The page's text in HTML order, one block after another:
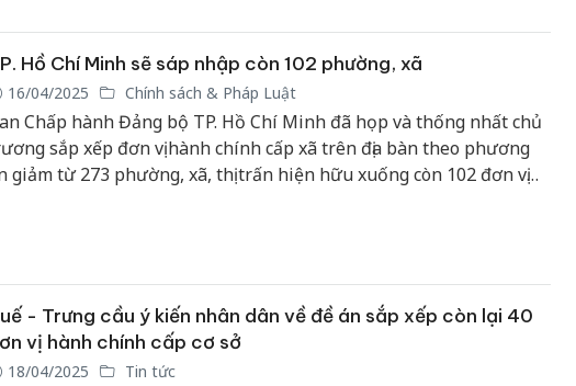
Hồ Chí Minh sẽ sáp nhập còn 102 phường, xã
16/04/2025 Chính sách & Pháp Luật
Chấp hành Đảng bộ TP. Hồ Chí Minh đã họp và thống nhất chủ
sắp xếp đơn vị hành chính cấp xã trên địa bàn theo phương
giảm từ 273 phường, xã, thị trấn hiện hữu xuống còn 102 đơn vị
- Trưng cầu ý kiến nhân dân về đề án sắp xếp còn lại 40
vị hành chính cấp cơ sở
18/04/2025 Tin tức